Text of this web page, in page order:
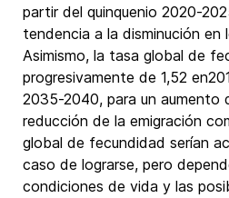
partir del quinquenio 2020-
tendencia a la disminución en
Asimismo, la tasa global de
progresivamente de 1,52
2035-2040, para un aumento
reducción de la emigración
global de fecundidad serían
caso de lograrse, pero
condiciones de vida y las